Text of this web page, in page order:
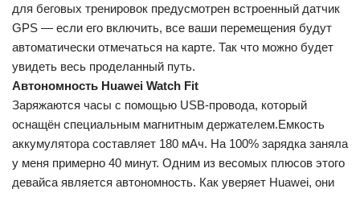
для беговых тренировок предусмотрен встроенный датчик
GPS — если его включить, все ваши перемещения будут
автоматически отмечаться на карте. Так что можно будет
увидеть весь проделанный путь.
Автономность Huawei Watch Fit
Заряжаются часы с помощью USB-провода, который
оснащён специальным магнитным держателем.Емкость
аккумулятора составляет 180 мАч. На 100% зарядка заняла
у меня примерно 40 минут. Одним из весомых плюсов этого
девайса является автономность. Как уверяет Huawei, они